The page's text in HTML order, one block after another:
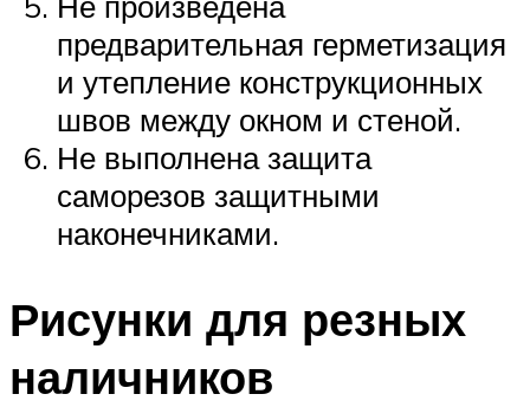
предварительная герметизация
и утепление конструкционных
швов между окном и стеной.
Не выполнена защита
саморезов защитными
наконечниками.
Рисунки для резных
наличников